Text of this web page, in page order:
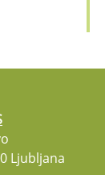
Ljubljana